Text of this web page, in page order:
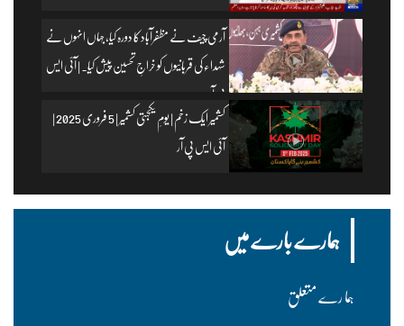
آرمی چیف نے مظفرآباد کا دورہ کیا، جہاں انہوں نے
شہداء کی قربانیوں کو خراجِ تحسین پیش کیا۔ | آئی ایس
پی آر
کشمیر ایک زخم | یومِ یکجہتی کشمیر | 5 فروری 2025 |
آئی ایس پی آر
ہمارے بارے میں
ہما رے متعلق